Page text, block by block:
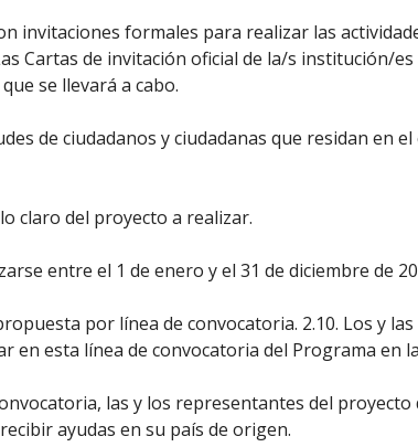
invitaciones formales para realizar las
Cartas de invitación oficial de la/s institución/
se llevará a cabo.
de ciudadanos y ciudadanas que residan en
claro del proyecto a realizar.
entre el 1 de enero y el 31 de diciembre de
por línea de convocatoria. 2.10. Los y
en esta línea de convocatoria del Programa en
las y los representantes del
ayudas en su país de origen.